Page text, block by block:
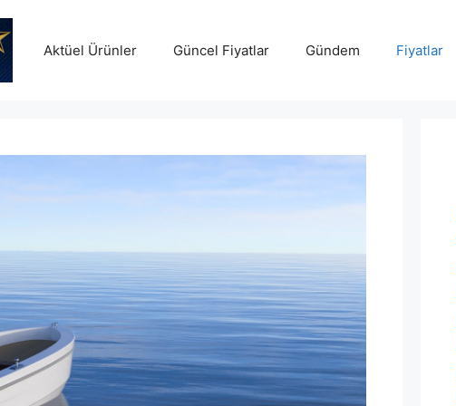
Aktüel Ürünler Güncel Fiyatlar Gündem Fiyatlar